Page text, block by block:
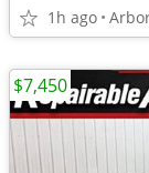
1h ago
$7,450